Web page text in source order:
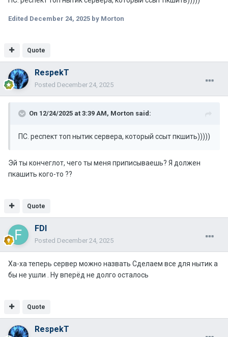
Edited December 24, 2025 by Morton
Quote
RespekT
Posted December 24, 2025
On 12/24/2025 at 3:39 AM, Morton said:
ПС. респект топ нытик сервера, который ссыт пкшить)))))
Эй ты кончеглот, чего ты меня приписываешь? Я должен
пкашить кого-то ??
Quote
FDI
Posted December 24, 2025
Ха-ха теперь сервер можно назвать Сделаем все для нытик а
бы не ушли . Ну вперёд не долго осталось
Quote
RespekT